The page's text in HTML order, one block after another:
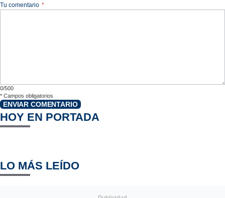
Tu comentario *
0/500
* Campos obligatorios
ENVIAR COMENTARIO
HOY EN PORTADA
LO MÁS LEÍDO